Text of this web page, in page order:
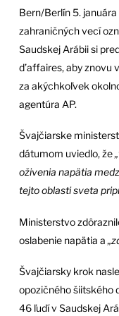
Bern/Berlín 5.
zahraničných vecí
Saudskej Arábii si
d’affaires, aby znovu
za akýchkoľvek
agentúra AP.
Švajčiarske
dátumom uviedlo, že
oživenia napätia
tejto oblasti sveta
Ministerstvo
oslabenie napätia a
Švajčiarsky krok
opozičného šiitského
46 ľudí v Saudskej